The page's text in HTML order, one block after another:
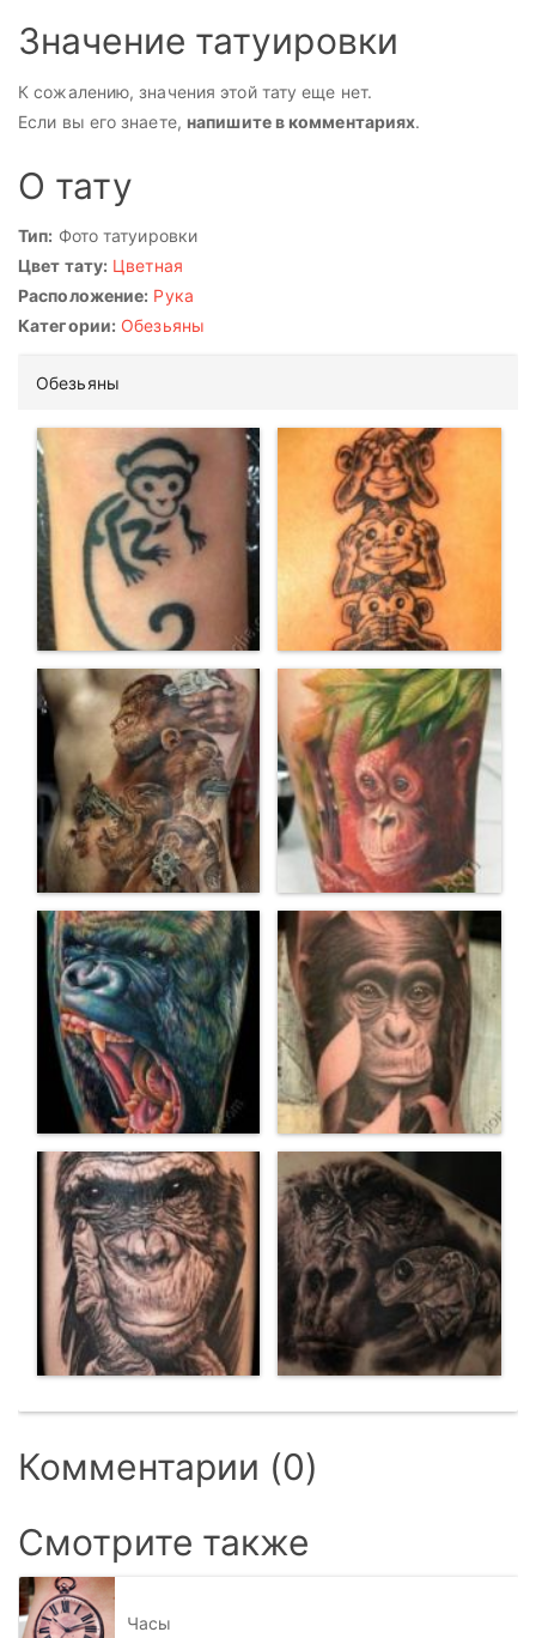
Значение татуировки
К сожалению, значения этой тату еще нет.
Если вы его знаете, напишите в комментариях.
О тату
Тип: Фото татуировки
Цвет тату: Цветная
Расположение: Рука
Категории: Обезьяны
Обезьяны
Комментарии (0)
Смотрите также
Часы